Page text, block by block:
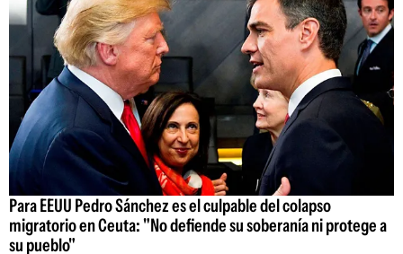
Para EEUU Pedro Sánchez es el culpable del colapso
migratorio en Ceuta: "No defiende su soberanía ni protege a
su pueblo"